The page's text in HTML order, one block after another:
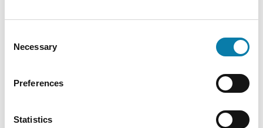
Selection
Necessary
Preferences
Statistics
Elvia Lavilan pullipit
Kevätlehden 2019 haastattelut:
Helina Nieminen ja moottoroitu varjoliito